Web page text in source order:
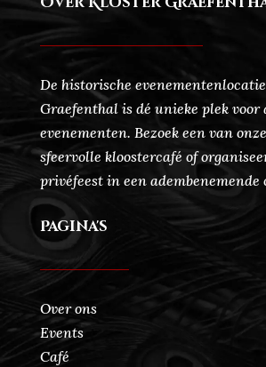
De historische
Graefenthal is dé unieke plek voor
evenementen. Bezoek een van
sfeervolle kloostercafé of
privéfeest in een adembenemende
Pagina's
Over ons
Events
Café